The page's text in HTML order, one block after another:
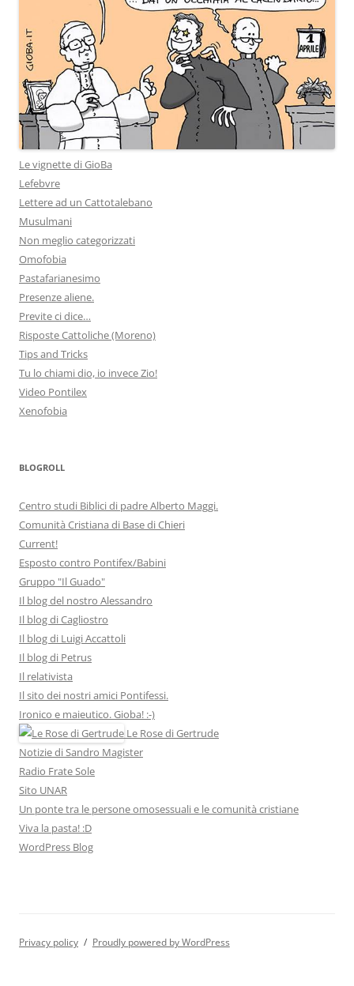
Le vignette di GioBa
Lefebvre
Lettere ad un Cattotalebano
Musulmani
Non meglio categorizzati
Omofobia
Pastafarianesimo
Presenze aliene.
Previte ci dice…
Risposte Cattoliche (Moreno)
Tips and Tricks
Tu lo chiami dio, io invece Zio!
Video Pontilex
Xenofobia
BLOGROLL
Centro studi Biblici di padre Alberto Maggi.
Comunità Cristiana di Base di Chieri
Current!
Esposto contro Pontifex/Babini
Gruppo "Il Guado"
Il blog del nostro Alessandro
Il blog di Cagliostro
Il blog di Luigi Accattoli
Il blog di Petrus
Il relativista
Il sito dei nostri amici Pontifessi.
Ironico e maieutico. Gioba! :-)
Le Rose di Gertrude
Notizie di Sandro Magister
Radio Frate Sole
Sito UNAR
Un ponte tra le persone omosessuali e le comunità cristiane
Viva la pasta! :D
WordPress Blog
Privacy policy Proudly powered by WordPress